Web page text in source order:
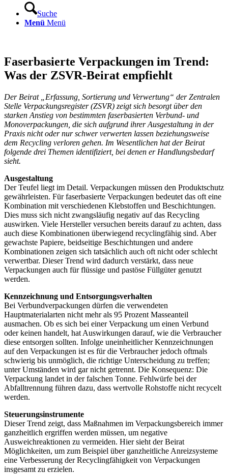
Suche
Menü Menü
Faserbasierte Verpackungen im Trend:
Was der ZSVR-Beirat empfiehlt
Der Beirat „Erfassung, Sortierung und Verwertung“ der Zentralen
Stelle Verpackungsregister (ZSVR) zeigt sich besorgt über den
starken Anstieg von bestimmten faserbasierten Verbund- und
Monoverpackungen, die sich aufgrund ihrer Ausgestaltung in der
Praxis nicht oder nur schwer verwerten lassen beziehungsweise
dem Recycling verloren gehen. Im Wesentlichen hat der Beirat
folgende drei Themen identifiziert, bei denen er Handlungsbedarf
sieht.
Ausgestaltung
Der Teufel liegt im Detail. Verpackungen müssen den Produktschutz
gewährleisten. Für faserbasierte Verpackungen bedeutet das oft eine
Kombination mit verschiedenen Klebstoffen und Beschichtungen.
Dies muss sich nicht zwangsläufig negativ auf das Recycling
auswirken. Viele Hersteller versuchen bereits darauf zu achten, dass
auch diese Kombinationen überwiegend recyclingfähig sind. Aber
gewachste Papiere, beidseitige Beschichtungen und andere
Kombinationen zeigen sich tatsächlich auch oft nicht oder schlecht
verwertbar. Dieser Trend wird dadurch verstärkt, dass neue
Verpackungen auch für flüssige und pastöse Füllgüter genutzt
werden.
Kennzeichnung und Entsorgungsverhalten
Bei Verbundverpackungen dürfen die verwendeten
Hauptmaterialarten nicht mehr als 95 Prozent Masseanteil
ausmachen. Ob es sich bei einer Verpackung um einen Verbund
oder keinen handelt, hat Auswirkungen darauf, wie die Verbraucher
diese entsorgen sollten. Infolge uneinheitlicher Kennzeichnungen
auf den Verpackungen ist es für die Verbraucher jedoch oftmals
schwierig bis unmöglich, die richtige Unterscheidung zu treffen;
unter Umständen wird gar nicht getrennt. Die Konsequenz: Die
Verpackung landet in der falschen Tonne. Fehlwürfe bei der
Abfalltrennung führen dazu, dass wertvolle Rohstoffe nicht recycelt
werden.
Steuerungsinstrumente
Dieser Trend zeigt, dass Maßnahmen im Verpackungsbereich immer
ganzheitlich ergriffen werden müssen, um negative
Ausweichreaktionen zu vermeiden. Hier sieht der Beirat
Möglichkeiten, um zum Beispiel über ganzheitliche Anreizsysteme
eine Verbesserung der Recyclingfähigkeit von Verpackungen
insgesamt zu erzielen.